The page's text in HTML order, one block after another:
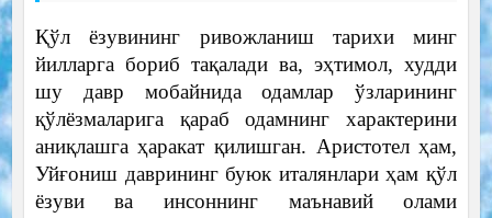
Қўл ёзувининг ривожланиш тарихи минг
йилларга бориб тақалади ва, эҳтимол, худди
шу давр мобайнида одамлар ўзларининг
қўлёзмаларига қараб одамнинг характерини
аниқлашга ҳаракат қилишган. Аристотел ҳам,
Уйғониш даврининг буюк италянлари ҳам қўл
ёзуви ва инсоннинг маънавий олами